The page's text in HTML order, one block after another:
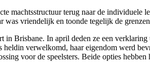
machtsstructuur terug naar de individuele
was vriendelijk en toonde tegelijk de
in Brisbane. In april deden ze een
heldin verwelkomd, haar eigendom werd
voor de speelsters. Beide opties